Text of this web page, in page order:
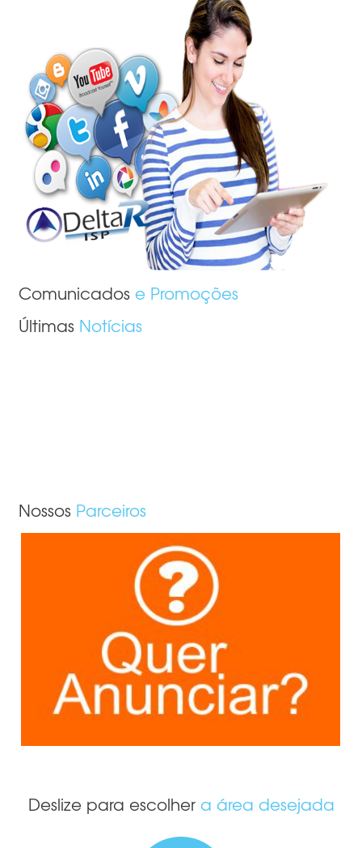
Comunicados e Promoções
Últimas Notícias
Nossos Parceiros
Deslize para escolher a área desejada